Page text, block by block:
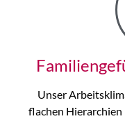
Unser
flachen Hierarchien